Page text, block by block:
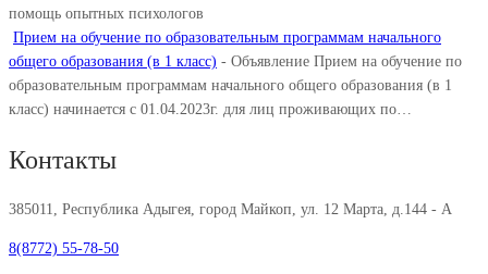
помощь опытных психологов
Прием на обучение по образовательным программам начального
общего образования (в 1 класс) - Объявление Прием на обучение по
образовательным программам начального общего образования (в 1
класс) начинается с 01.04.2023г. для лиц проживающих по…
Контакты
385011, Республика Адыгея, город Майкоп, ул. 12 Марта, д.144 - А
8(8772) 55-78-50